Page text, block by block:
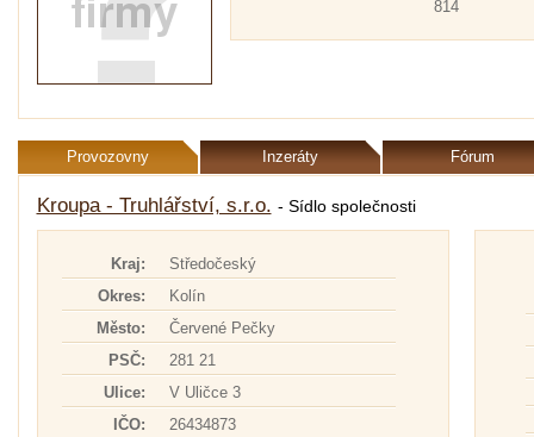
814
Provozovny Inzeráty Fórum
Kroupa - Truhlářství, s.r.o. - Sídlo společnosti
Kraj:
Středočeský
Okres:
Kolín
Město:
Červené Pečky
PSČ:
281 21
Ulice:
V Uličce 3
IČO:
26434873